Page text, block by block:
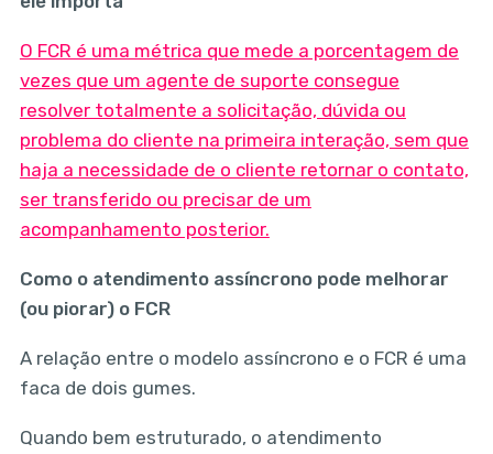
O FCR é uma métrica que mede a porcentagem de
vezes que um agente de suporte consegue
resolver totalmente a solicitação, dúvida ou
problema do cliente na primeira interação, sem que
haja a necessidade de o cliente retornar o contato,
ser transferido ou precisar de um
acompanhamento posterior.
Como o atendimento assíncrono pode melhorar
(ou piorar) o FCR
A relação entre o modelo assíncrono e o FCR é uma
faca de dois gumes.
Quando bem estruturado, o atendimento